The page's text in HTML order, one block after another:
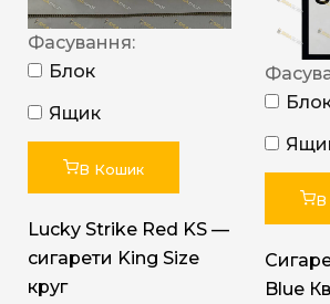
Фасування:
Блок
Ящик
В Кошик
Lucky Strike Red KS —
сигарети King Size
круг
В
Blue